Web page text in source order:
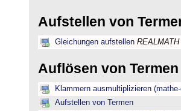
Aufstellen von
Gleichungen aufstellen REALMATH
Auflösen von Termen
Klammern ausmultiplizieren
Aufstellen von Termen